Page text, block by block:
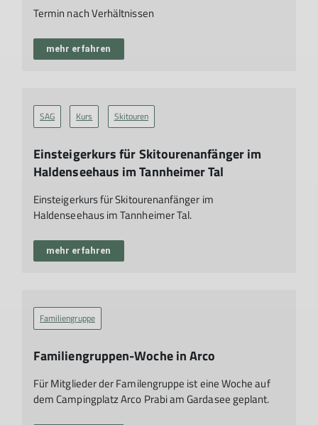
Termin nach Verhältnissen
mehr erfahren
SAG Kurs Skitouren
Einsteigerkurs für Skitourenanfänger im
Haldenseehaus im Tannheimer Tal
Einsteigerkurs für Skitourenanfänger im
Haldenseehaus im Tannheimer Tal.
mehr erfahren
Familiengruppe
Familiengruppen-Woche in Arco
Für Mitglieder der Familengruppe ist eine Woche auf
dem Campingplatz Arco Prabi am Gardasee geplant.